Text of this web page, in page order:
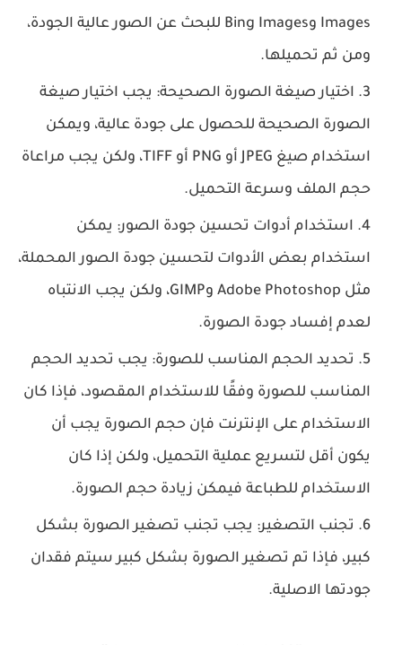
Images وBing Images للبحث عن الصور عالية الجودة،
ومن ثم تحميلها.
اختيار صيغة الصورة الصحيحة: يجب اختيار صيغة
الصورة الصحيحة للحصول على جودة عالية، ويمكن
استخدام صيغ JPEG أو PNG أو TIFF، ولكن يجب مراعاة
حجم الملف وسرعة التحميل.
استخدام أدوات تحسين جودة الصور: يمكن
استخدام بعض الأدوات لتحسين جودة الصور المحملة،
مثل Adobe Photoshop وGIMP، ولكن يجب الانتباه
لعدم إفساد جودة الصورة.
تحديد الحجم المناسب للصورة: يجب تحديد الحجم
المناسب للصورة وفقًا للاستخدام المقصود، فإذا كان
الاستخدام على الإنترنت فإن حجم الصورة يجب أن
يكون أقل لتسريع عملية التحميل، ولكن إذا كان
الاستخدام للطباعة فيمكن زيادة حجم الصورة.
تجنب التصغير: يجب تجنب تصغير الصورة بشكل
كبير، فإذا تم تصغير الصورة بشكل كبير سيتم فقدان
جودتها الاصلية.